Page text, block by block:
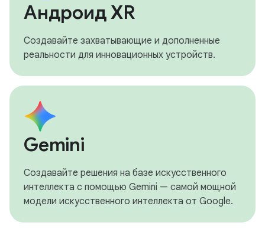
Андроид XR
Создавайте захватывающие и дополненные
реальности для инновационных устройств.
Gemini
Создавайте решения на базе искусственного
интеллекта с помощью Gemini — самой мощной
модели искусственного интеллекта от Google.